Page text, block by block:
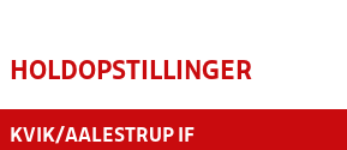
HOLDOPSTILLINGER
KVIK/AALESTRUP IF